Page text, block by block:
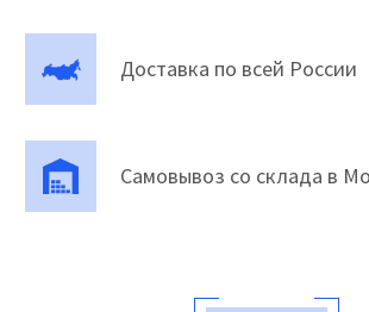
Доставка по всей России
Самовывоз со склада в